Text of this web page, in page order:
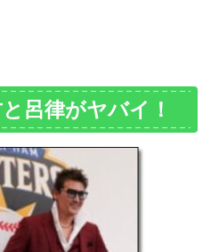
呂律がヤバイ！